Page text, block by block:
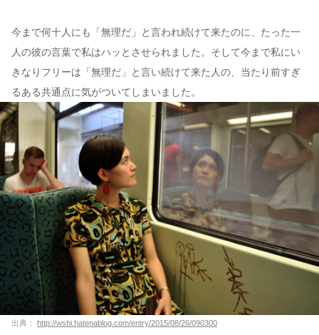
今まで何十人にも「無理だ」と言われ続けて来たのに、たった一
人の彼の言葉で私はハッとさせられました。そして今まで私にい
きなりフリーは「無理だ」と言い続けて来た人の、当たり前すぎ
るある共通点に気がついてしまいました。
出典： http://wsbi.hatenablog.com/entry/2015/08/26/090300